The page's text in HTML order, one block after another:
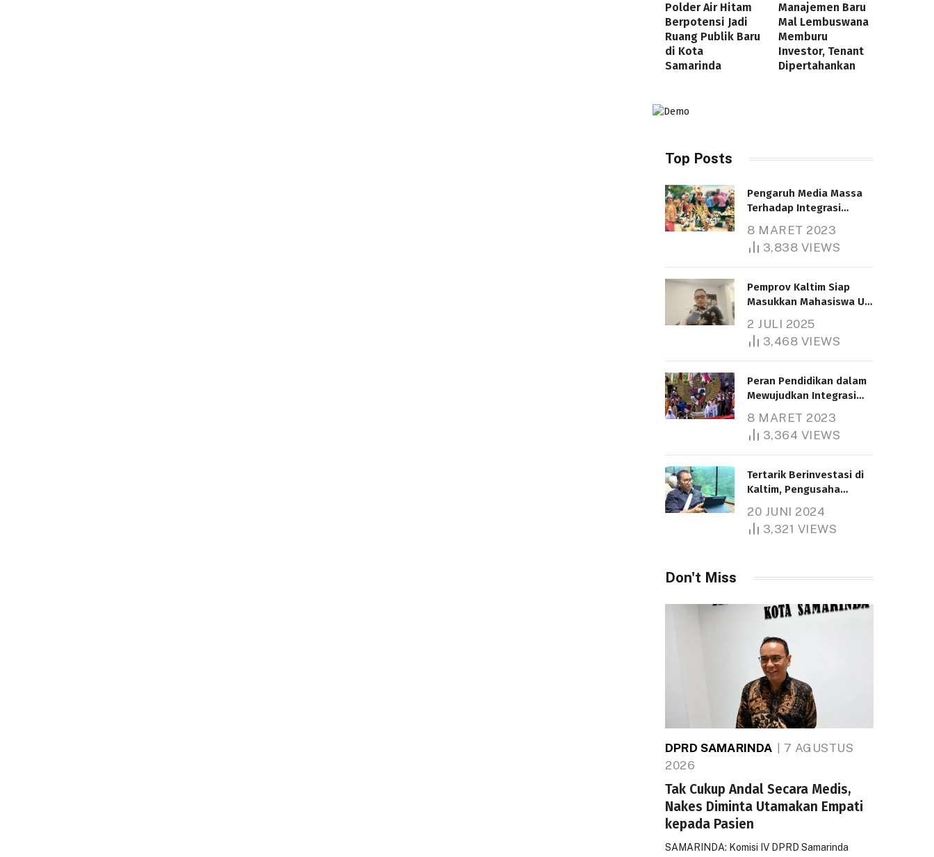
Polder Air Hitam
Berpotensi Jadi
Ruang Publik Baru
di Kota
Samarinda
Manajemen Baru
Mal Lembuswana
Memburu
Investor, Tenant
Dipertahankan
Top Posts
Pengaruh Media Massa
Terhadap Integrasi
8 MARET 2023
3,838 VIEWS
Pemprov Kaltim Siap
Masukkan Mahasiswa UT
Bantuan Pendidikan
Gratispol
2 JULI 2025
3,468 VIEWS
Peran Pendidikan dalam
Mewujudkan Integrasi
8 MARET 2023
3,364 VIEWS
Tertarik Berinvestasi di
Kaltim, Pengusaha
1.000 Hektare
20 JUNI 2024
3,321 VIEWS
Don't Miss
DPRD SAMARINDA
7 AGUSTUS
2026
Tak Cukup Andal Secara Medis,
Nakes Diminta Utamakan Empati
kepada Pasien
SAMARINDA: Komisi IV DPRD Samarinda